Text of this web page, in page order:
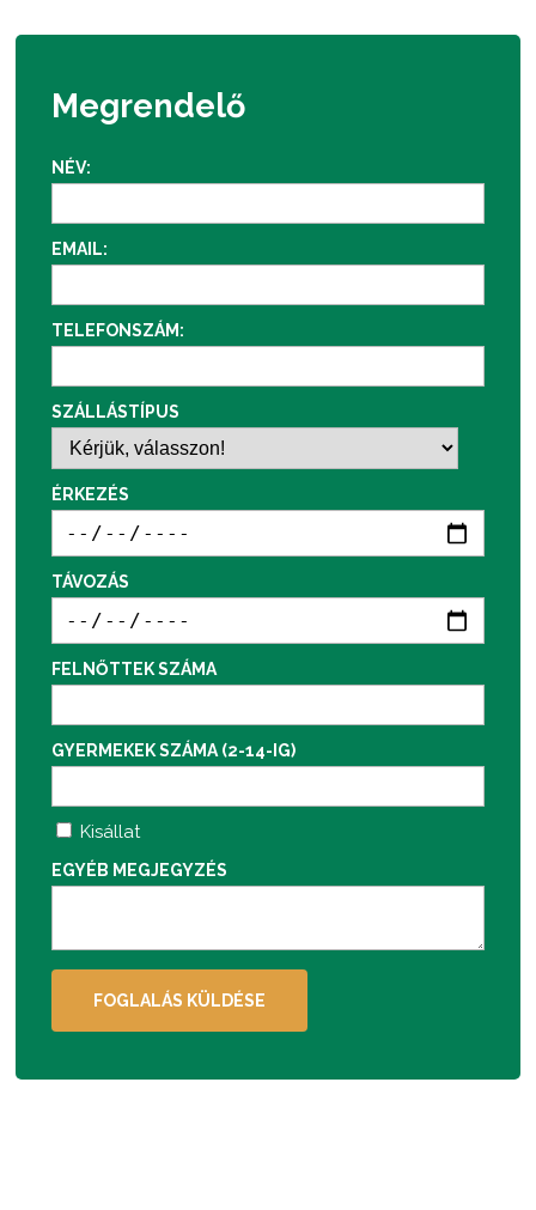
Megrendelő
NÉV:
EMAIL:
TELEFONSZÁM:
SZÁLLÁSTÍPUS
ÉRKEZÉS
TÁVOZÁS
FELNŐTTEK SZÁMA
GYERMEKEK SZÁMA (2-14-IG)
Kisállat
EGYÉB MEGJEGYZÉS